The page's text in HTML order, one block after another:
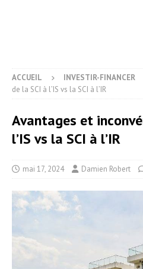
ACCUEIL INVESTIR-FINANCER
de la SCI à l’IS vs la SCI à l’IR
Avantages et
l’IS vs la SCI à l’IR
mai 17, 2024 Damien Robert